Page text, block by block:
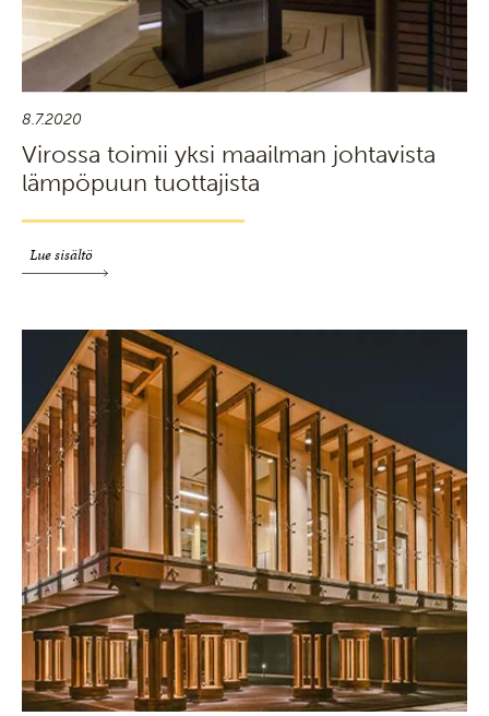
8.7.2020
Virossa toimii yksi maailman johtavista
lämpöpuun tuottajista
Lue sisältö